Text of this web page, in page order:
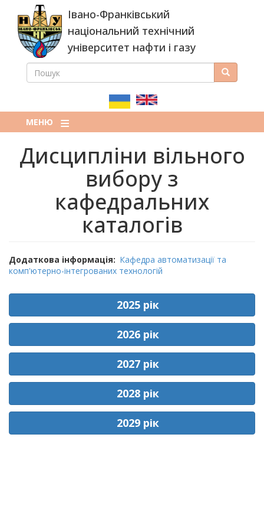
основного
вмісту
Івано-Франківський
національний технічний
університет нафти і газу
ПОШУКОВА
ПОШУК Пошук
МЕНЮ
Дисципліни вільного
вибору з
кафедральних
каталогів
Додаткова інформація
Кафедра автоматизації та
комп'ютерно-інтегрованих технологій
2025 рік
2026 рік
2027 рік
2028 рік
2029 рік